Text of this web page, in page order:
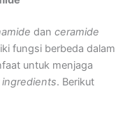
dan ceramide
fungsi berbeda dalam
untuk menjaga
. Berikut